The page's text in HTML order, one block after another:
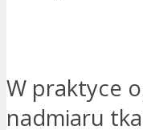
W praktyce
nadmiaru